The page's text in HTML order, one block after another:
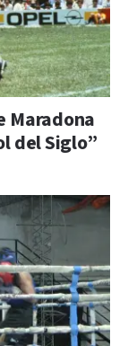
Maradona
del Siglo”